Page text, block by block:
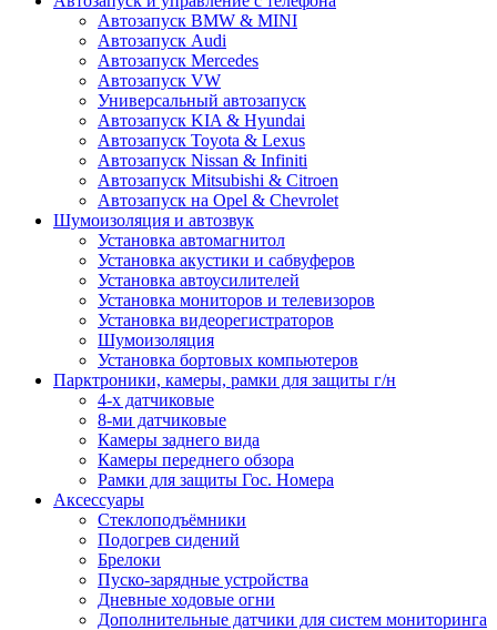
Автозапуск BMW & MINI
Автозапуск Audi
Автозапуск Mercedes
Автозапуск VW
Универсальный автозапуск
Автозапуск KIA & Hyundai
Автозапуск Toyota & Lexus
Автозапуск Nissan & Infiniti
Автозапуск Mitsubishi & Citroen
Автозапуск на Opel & Chevrolet
Шумоизоляция и автозвук
Установка автомагнитол
Установка акустики и сабвуферов
Установка автоусилителей
Установка мониторов и телевизоров
Установка видеорегистраторов
Шумоизоляция
Установка бортовых компьютеров
Парктроники, камеры, рамки для защиты г/н
4-х датчиковые
8-ми датчиковые
Камеры заднего вида
Камеры переднего обзора
Рамки для защиты Гос. Номера
Аксессуары
Стеклоподъёмники
Подогрев сидений
Брелоки
Пуско-зарядные устройства
Дневные ходовые огни
Дополнительные датчики для систем мониторинга